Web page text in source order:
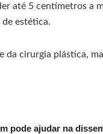
até 5 centímetros a
estética.
da cirurgia plástica,
pode ajudar na